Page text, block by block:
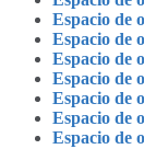
Espacio de
Espacio de
Espacio de
Espacio de
Espacio de
Espacio de
Espacio de